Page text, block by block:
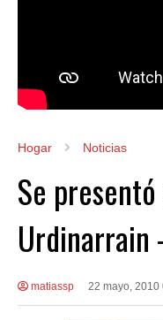
Hogar Noticias
Se
Urdinarrain
matiassp 22 mayo, 2010